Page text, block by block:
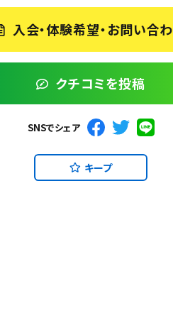
入会・体験希望・お問い合
クチコミを投稿
SNSでシェア
キープ